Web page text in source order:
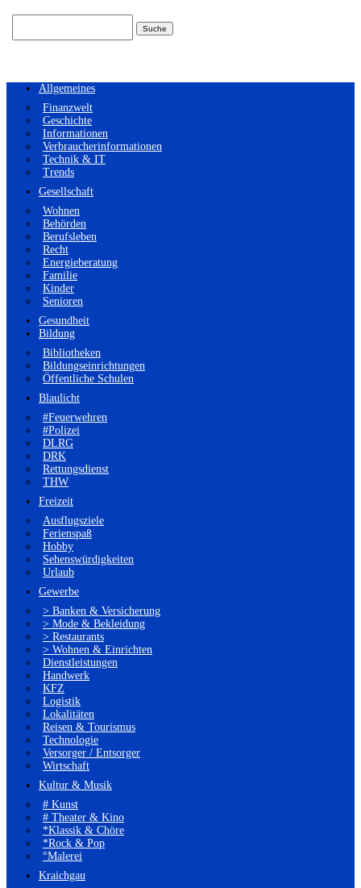
Allgemeines
Finanzwelt
Geschichte
Informationen
Verbraucherinformationen
Technik & IT
Trends
Gesellschaft
Wohnen
Behörden
Berufsleben
Recht
Energieberatung
Familie
Kinder
Senioren
Gesundheit
Bildung
Bibliotheken
Bildungseinrichtungen
Öffentliche Schulen
Blaulicht
#Feuerwehren
#Polizei
DLRG
DRK
Rettungsdienst
THW
Freizeit
Ausflugsziele
Ferienspaß
Hobby
Sehenswürdigkeiten
Urlaub
Gewerbe
> Banken & Versicherung
> Mode & Bekleidung
> Restaurants
> Wohnen & Einrichten
Dienstleistungen
Handwerk
KFZ
Logistik
Lokalitäten
Reisen & Tourismus
Technologie
Versorger / Entsorger
Wirtschaft
Kultur & Musik
# Kunst
# Theater & Kino
*Klassik & Chöre
*Rock & Pop
°Malerei
Kraichgau